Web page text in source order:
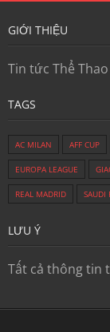
GIỚI THIỆU
Tin tức Thể
TAGS
AC MILAN AFF CUP
EUROPA LEAGUE
REAL MADRID SAUDI
LƯU Ý
Tất cả thông tin